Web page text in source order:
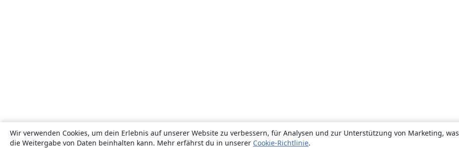
Wir verwenden Cookies, um dein Erlebnis auf unserer Website zu verbessern, für Analysen und zur Unterstützung von Marketing, was
die Weitergabe von Daten beinhalten kann. Mehr erfährst du in unserer Cookie-Richtlinie.